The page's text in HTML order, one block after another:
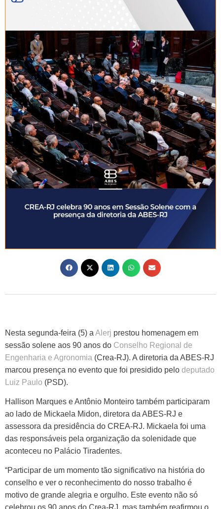
Nesta segunda-feira (5) a Alerj prestou homenagem em
sessão solene aos 90 anos do Conselho Regional de
Engenharia e Agronomia (Crea-RJ). A diretoria da ABES-RJ
marcou presença no evento que foi presidido pelo deputado
Luiz Paulo (PSD).
Hallison Marques e Antônio Monteiro também participaram
ao lado de Mickaela Midon, diretora da ABES-RJ e
assessora da presidência do CREA-RJ. Mickaela foi uma
das responsáveis pela organização da solenidade que
aconteceu no Palácio Tiradentes.
“Participar de um momento tão significativo na história do
conselho e ver o reconhecimento do nosso trabalho é
motivo de grande alegria e orgulho. Este evento não só